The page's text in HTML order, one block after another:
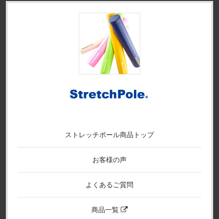
ストレッチポール商品トップ
お客様の声
よくあるご質問
商品一覧